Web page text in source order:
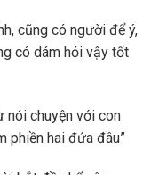
cũng có người để ý,
có dám hỏi vậy tốt
nói chuyện với con
phiền hai đứa đâu”